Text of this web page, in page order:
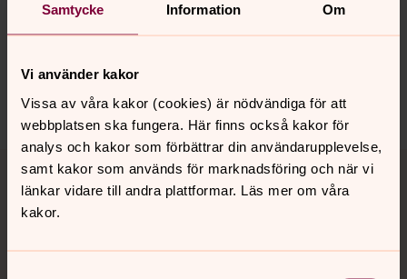
Samtycke Information Om
Vi använder kakor
Vissa av våra kakor (cookies) är nödvändiga för att
webbplatsen ska fungera. Här finns också kakor för
analys och kakor som förbättrar din användarupplevelse,
samt kakor som används för marknadsföring och när vi
länkar vidare till andra plattformar. Läs mer om våra
kakor.
Synpunkter eller frågor på sidans
innehåll?
sodra.tjusts.pastorat@svenskakyrkan.se
Dela
Tillbaka till toppen
Tillbaka till innehållet
Kontakt